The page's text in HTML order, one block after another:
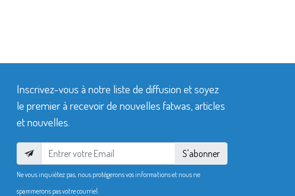
Inscrivez-vous à notre liste de diffusion et soyez
le premier à recevoir de nouvelles fatwas, articles
et nouvelles.
S'abonner
Ne vous inquiétez pas, nous protégerons vos informations et nous ne
spammerons pas votre courriel.